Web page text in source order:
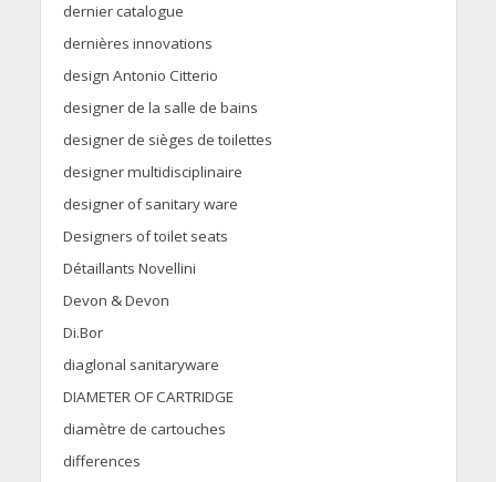
dernier catalogue
dernières innovations
design Antonio Citterio
designer de la salle de bains
designer de sièges de toilettes
designer multidisciplinaire
designer of sanitary ware
Designers of toilet seats
Détaillants Novellini
Devon & Devon
Di.Bor
diaglonal sanitaryware
DIAMETER OF CARTRIDGE
diamètre de cartouches
differences